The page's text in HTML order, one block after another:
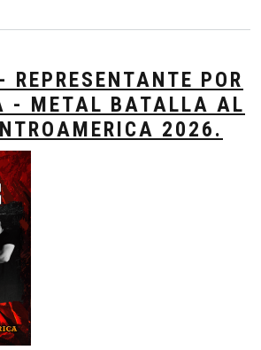
POR
- METAL BATALLA AL
2026.